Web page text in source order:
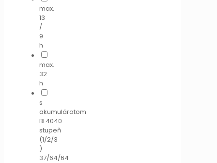
max.
13
/
9
h
max.
32
h
s
akumulárotom
BL4040
stupeň
(1/2/3
)
37/64/64